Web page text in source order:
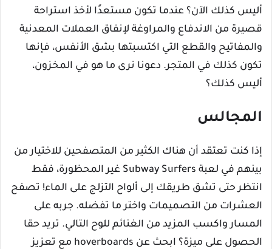
أليس كذلك الآن؟ عندما تكون مستعدًا لأخذ استراحة
قصيرة من الاندفاع والمراوغة لإنفاق العملات المعدنية
والمفاتيح والقطع التي اكتسبتها بشق الأنفس، فإنها
تكون كذلك في المتجر. دعونا نرى ما هو في المخزون،
أليس كذلك؟
المجالس
إذا كنت تعتقد أن هناك الكثير من المتصفحين للاختيار من
بينهم في لعبة Subway Surfers غير المحظورة، فقط
انتظر حتى تشق طريقك إلى ألواح التزلج على الماء! تصفح
العشرات من التصميمات واختر ما تفضله. جربه على
المسار واكسب المزيد من الغنائم للوح التالي. تريد حقا
الحصول على ميزة؟ ابحث عن hoverboards مع تعزيز